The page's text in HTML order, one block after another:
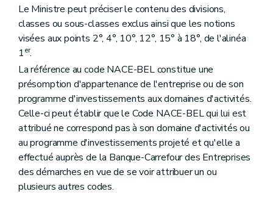
Le Ministre peut préciser le contenu des divisions,
classes ou sous-classes exclus ainsi que les notions
visées aux points 2°, 4°, 10°, 12°, 15° à 18°, de l'alinéa
1er.
La référence au code NACE-BEL constitue une
présomption d'appartenance de l'entreprise ou de son
programme d'investissements aux domaines d'activités.
Celle-ci peut établir que le Code NACE-BEL qui lui est
attribué ne correspond pas à son domaine d'activités ou
au programme d'investissements projeté et qu'elle a
effectué auprès de la Banque-Carrefour des Entreprises
des démarches en vue de se voir attribuer un ou
plusieurs autres codes.